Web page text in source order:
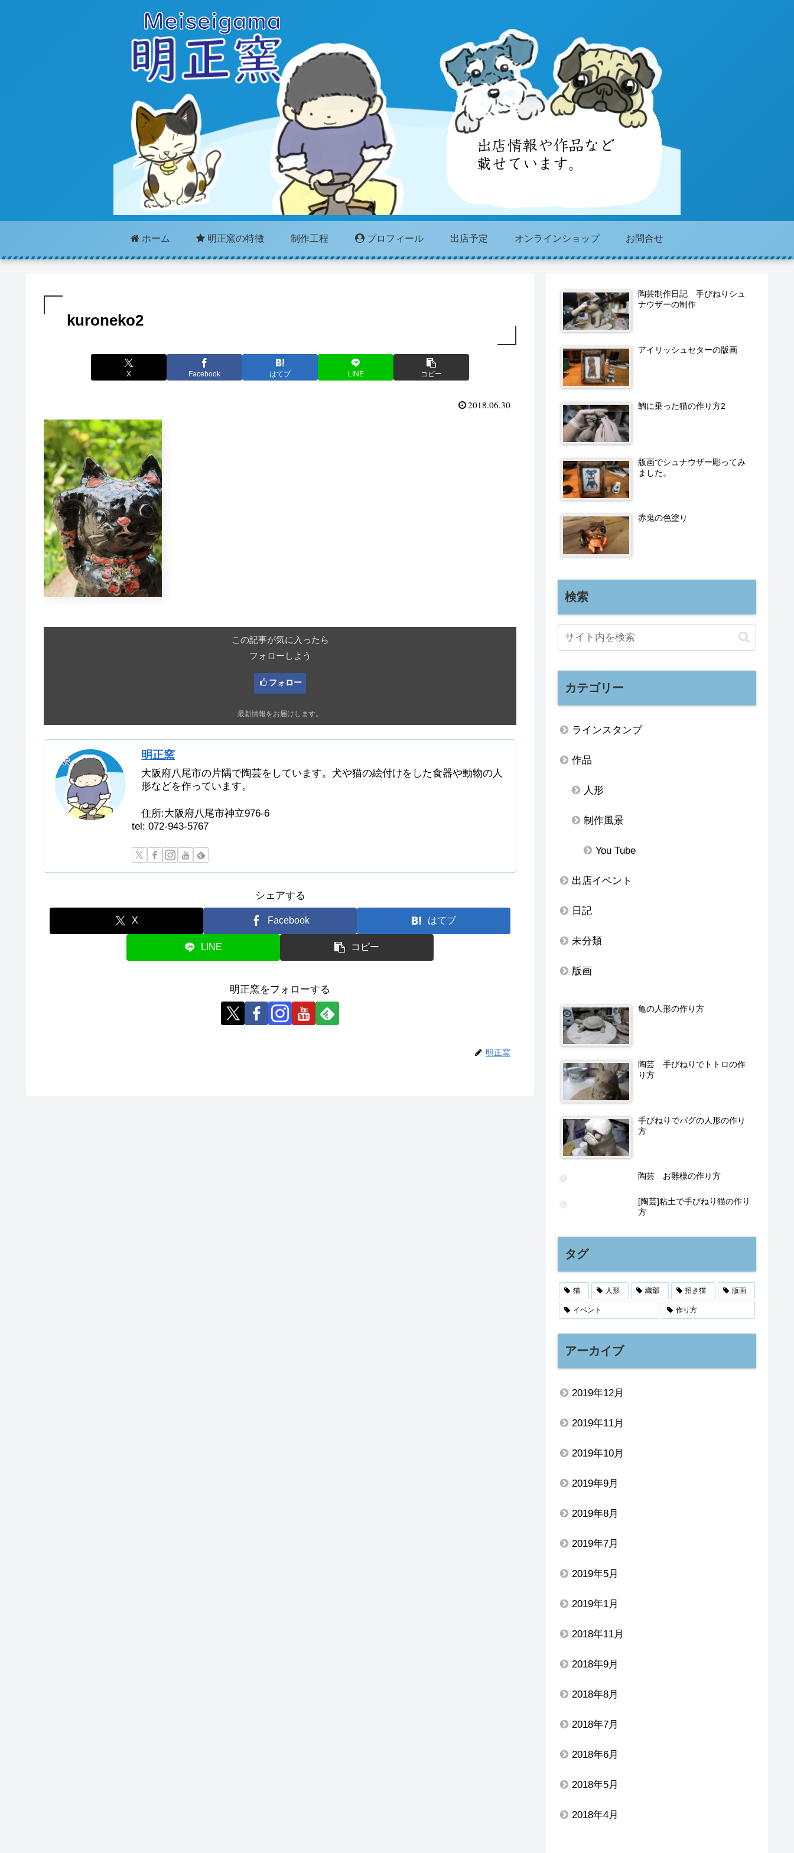
ホーム 明正窯の特徴 制作工程 プロフィール 出店予定 オンラインショップ お問合せ
kuroneko2
X Facebook はてブ LINE コピー
2018.06.30
この記事が気に入ったら
フォローしよう
フォロー
最新情報をお届けします。
明正窯
大阪府八尾市の片隅で陶芸をしています。犬や猫の絵付けをした食器や動物の人
形などを作っています。
住所:大阪府八尾市神立976-6
tel: 072-943-5767
シェアする
X Facebook はてブ
LINE コピー
明正窯をフォローする
明正窯
陶芸制作日記 手びねりシュ
ナウザーの制作
アイリッシュセターの版画
鯛に乗った猫の作り方2
版画でシュナウザー彫ってみ
ました。
赤鬼の色塗り
検索
カテゴリー
ラインスタンプ
作品
人形
制作風景
You Tube
出店イベント
日記
未分類
版画
亀の人形の作り方
陶芸 手びねりでトトロの作
り方
手びねりでパグの人形の作り
方
陶芸 お雛様の作り方
[陶芸]粘土で手びねり猫の作り
方
タグ
猫 人形 織部 招き猫 版画
イベント 作り方
アーカイブ
2019年12月
2019年11月
2019年10月
2019年9月
2019年8月
2019年7月
2019年5月
2019年1月
2018年11月
2018年9月
2018年8月
2018年7月
2018年6月
2018年5月
2018年4月